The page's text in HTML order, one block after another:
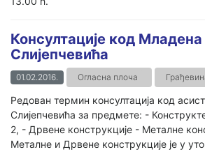
Консултације код Младена
Слијепчевића
01.02.2016. Огласна плоча
Редован термин консултација код
Слијепчевића за предмете: -
2, - Дрвене конструкције - Металне
Металне и Дрвене конструкције је у